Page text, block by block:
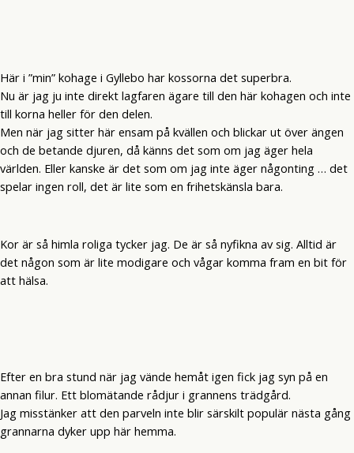
Här i ”min” kohage i Gyllebo har kossorna det superbra.
Nu är jag ju inte direkt lagfaren ägare till den här kohagen och inte
till korna heller för den delen.
Men när jag sitter här ensam på kvällen och blickar ut över ängen
och de betande djuren, då känns det som om jag äger hela
världen. Eller kanske är det som om jag inte äger någonting … det
spelar ingen roll, det är lite som en frihetskänsla bara.
Kor är så himla roliga tycker jag. De är så nyfikna av sig. Alltid är
det någon som är lite modigare och vågar komma fram en bit för
att hälsa.
Efter en bra stund när jag vände hemåt igen fick jag syn på en
annan filur. Ett blomätande rådjur i grannens trädgård.
Jag misstänker att den parveln inte blir särskilt populär nästa gång
grannarna dyker upp här hemma.